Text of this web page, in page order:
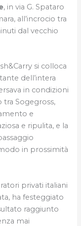
, in via G. Spataro
all’incrocio tra
dal vecchio
si colloca
dell’intera
in condizioni
Sogegross,
e
e ripulita, e la
in prossimità
privati italiani
ha festeggiato
raggiunto
mai